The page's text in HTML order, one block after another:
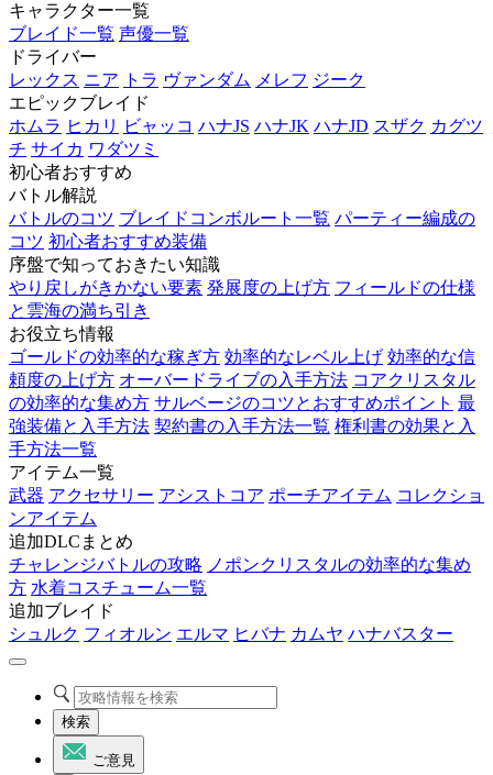
キャラクター一覧
ブレイド一覧 声優一覧
ドライバー
レックス ニア トラ ヴァンダム メレフ ジーク
エピックブレイド
ホムラ ヒカリ ビャッコ ハナJS ハナJK ハナJD スザク カグツ
チ サイカ ワダツミ
初心者おすすめ
バトル解説
バトルのコツ ブレイドコンボルート一覧 パーティー編成の
コツ 初心者おすすめ装備
序盤で知っておきたい知識
やり戻しがきかない要素 発展度の上げ方 フィールドの仕様
と雲海の満ち引き
お役立ち情報
ゴールドの効率的な稼ぎ方 効率的なレベル上げ 効率的な信
頼度の上げ方 オーバードライブの入手方法 コアクリスタル
の効率的な集め方 サルベージのコツとおすすめポイント 最
強装備と入手方法 契約書の入手方法一覧 権利書の効果と入
手方法一覧
アイテム一覧
武器 アクセサリー アシストコア ポーチアイテム コレクショ
ンアイテム
追加DLCまとめ
チャレンジバトルの攻略 ノポンクリスタルの効率的な集め
方 水着コスチューム一覧
追加ブレイド
シュルク フィオルン エルマ ヒバナ カムヤ ハナバスター
検索
ご意見